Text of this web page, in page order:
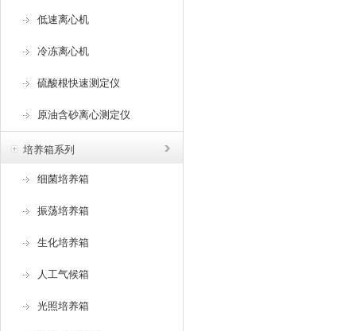
低速离心机
冷冻离心机
硫酸根快速测定仪
原油含砂离心测定仪
培养箱系列
细菌培养箱
振荡培养箱
生化培养箱
人工气候箱
光照培养箱